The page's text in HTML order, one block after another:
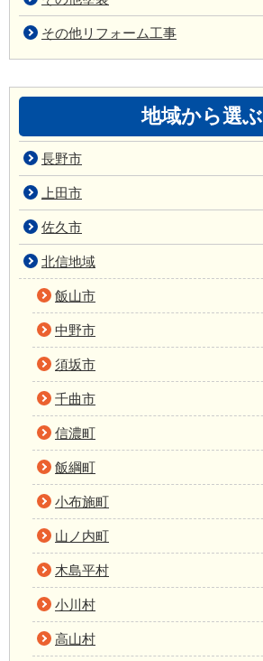
その他リフォーム工事
地域から選ぶ
長野市
上田市
佐久市
北信地域
飯山市
中野市
須坂市
千曲市
信濃町
飯綱町
小布施町
山ノ内町
木島平村
小川村
高山村